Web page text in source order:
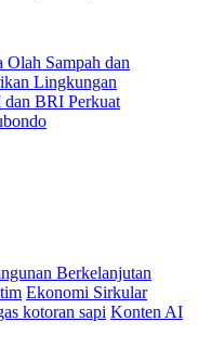
Olah Sampah dan
Lingkungan
BRI Perkuat
Berkelanjutan
Ekonomi Sirkular
kotoran sapi Konten AI